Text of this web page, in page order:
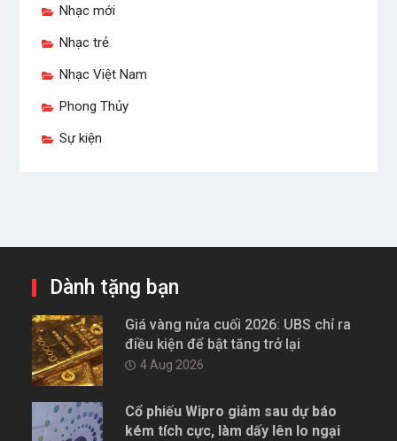
Nhạc mới
Nhạc trẻ
Nhạc Việt Nam
Phong Thủy
Sự kiện
Dành tặng bạn
Giá vàng nửa cuối 2026: UBS chỉ ra
điều kiện để bật tăng trở lại
4 Aug 2026
Cổ phiếu Wipro giảm sau dự báo
kém tích cực, làm dấy lên lo ngại